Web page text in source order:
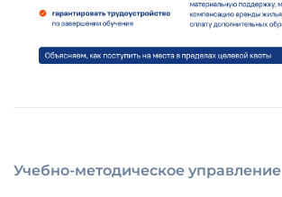
Учебно-методическое управление